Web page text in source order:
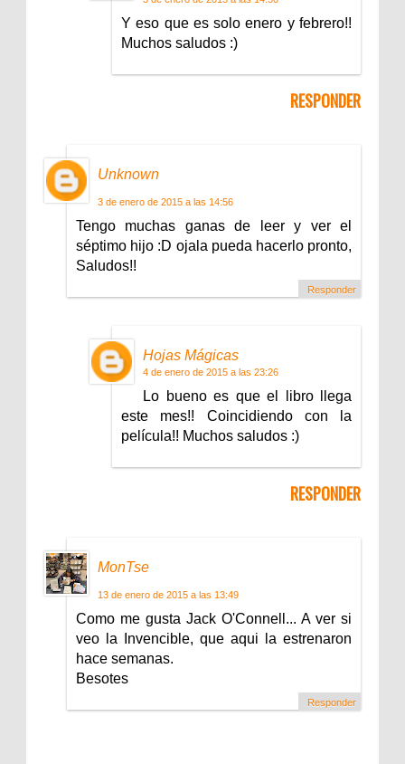
Y eso que es solo enero y febrero!!
Muchos saludos :)
RESPONDER
Unknown
3 de enero de 2015 a las 14:56
Tengo muchas ganas de leer y ver el
séptimo hijo :D ojala pueda hacerlo pronto,
Saludos!!
Responder
Hojas Mágicas
4 de enero de 2015 a las 23:26
Lo bueno es que el libro llega
este mes!! Coincidiendo con la
película!! Muchos saludos :)
RESPONDER
MonTse
13 de enero de 2015 a las 13:49
Como me gusta Jack O'Connell... A ver si
veo la Invencible, que aqui la estrenaron
hace semanas.
Besotes
Responder